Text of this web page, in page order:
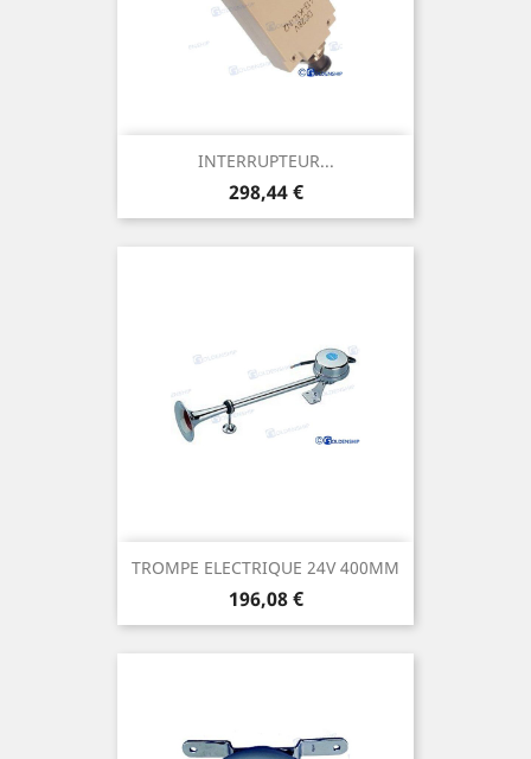
INTERRUPTEUR...
Prix
298,44 €
TROMPE ELECTRIQUE 24V 400MM
Prix
196,08 €